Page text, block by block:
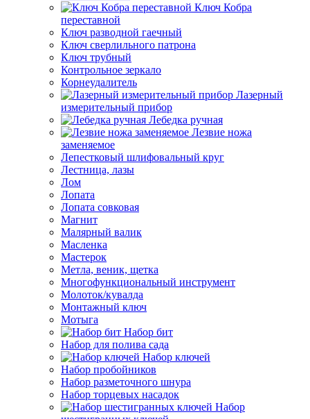
Ключ Кобра
переставной
Ключ разводной гаечный
Ключ сверлильного патрона
Ключ трубный
Контрольное зеркало
Корнеудалитель
Лазерный
измерительный прибор
Лебедка ручная
Лезвие ножа
заменяемое
Лепестковый шлифовальный круг
Лестница, лазы
Лом
Лопата
Лопата совковая
Магнит
Малярный валик
Масленка
Мастерок
Метла, веник, щетка
Многофункциональный инструмент
Молоток/кувалда
Монтажный ключ
Мотыга
Набор бит
Набор для полива сада
Набор ключей
Набор пробойников
Набор разметочного шнура
Набор торцевых насадок
Набор